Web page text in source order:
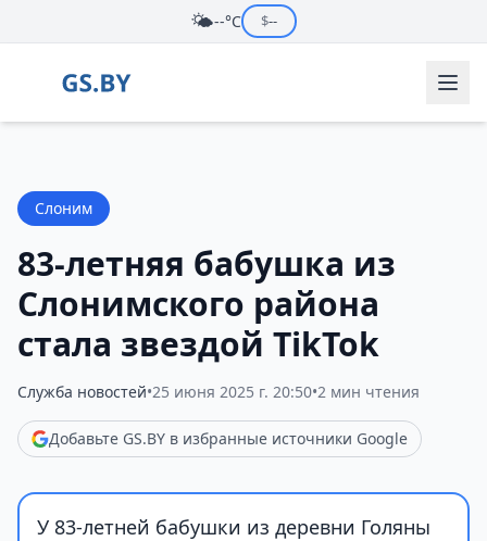
🌤️--°C $--
Слоним
83-летняя бабушка из
Слонимского района
стала звездой TikTok
Служба новостей•25 июня 2025 г. 20:50•2 мин чтения
Добавьте GS.BY в избранные источники Google
У 83-летней бабушки из деревни Голяны